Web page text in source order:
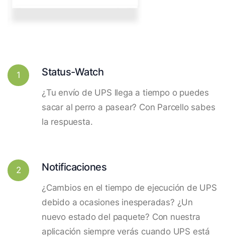
1 Status-Watch
¿Tu envío de UPS llega a tiempo o puedes
sacar al perro a pasear? Con Parcello sabes
la respuesta.
2 Notificaciones
¿Cambios en el tiempo de ejecución de UPS
debido a ocasiones inesperadas? ¿Un
nuevo estado del paquete? Con nuestra
aplicación siempre verás cuando UPS está